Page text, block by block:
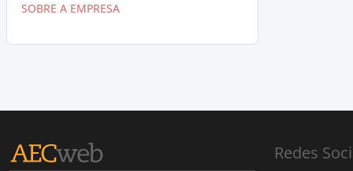
SOBRE A EMPRESA
Redes